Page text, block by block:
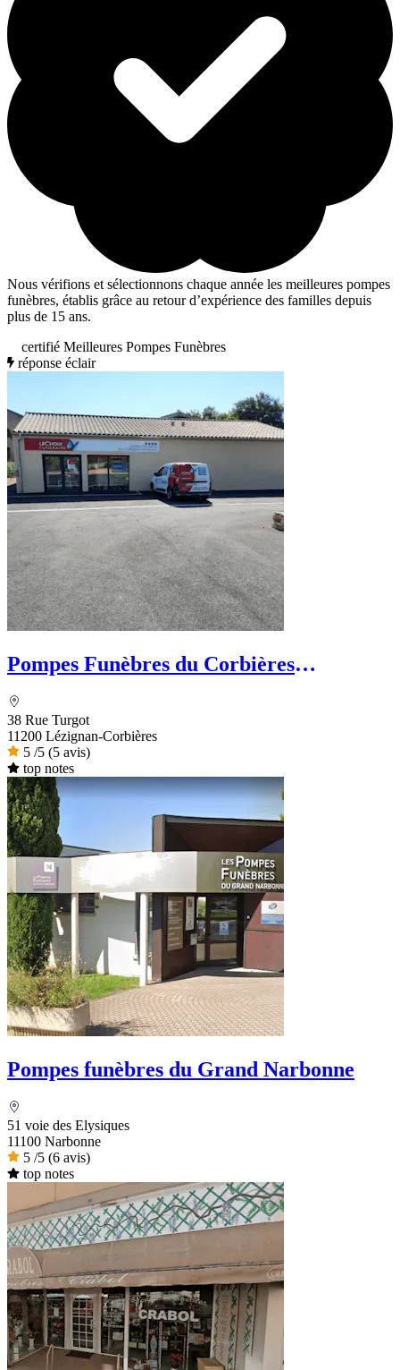
Nous vérifions et sélectionnons chaque année les meilleures pompes
funèbres, établis grâce au retour d’expérience des familles depuis
plus de 15 ans.
certifié Meilleures Pompes Funèbres
réponse éclair
Pompes Funèbres du Corbières
38 Rue Turgot
11200 Lézignan-Corbières
5 /5 (5 avis)
top notes
Pompes funèbres du Grand Narbonne
51 voie des Elysiques
11100 Narbonne
5 /5 (6 avis)
top notes